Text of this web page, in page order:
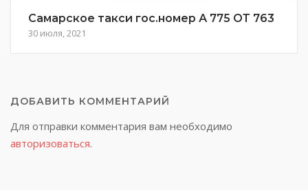
Самарское такси гос.номер А 775 ОТ 763
30 июля, 2021
ДОБАВИТЬ КОММЕНТАРИЙ
Для отправки комментария вам необходимо
авторизоваться.